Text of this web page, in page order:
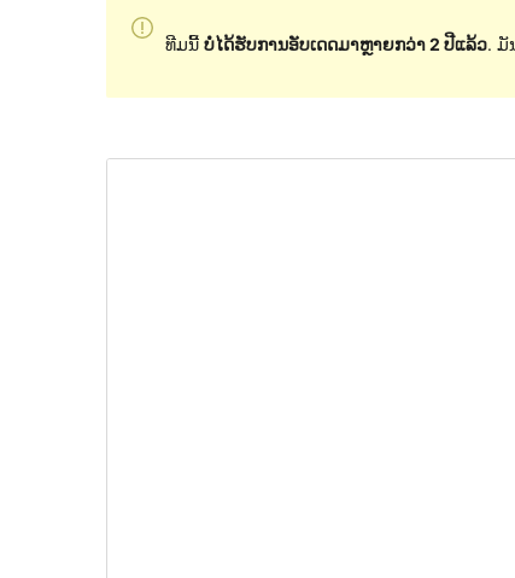
ທີມນີ້ ບໍ່ໄດ້ຮັບການອັບເດດມາຫຼາຍກວ່າ 2 ປີແລ້ວ. ມັ